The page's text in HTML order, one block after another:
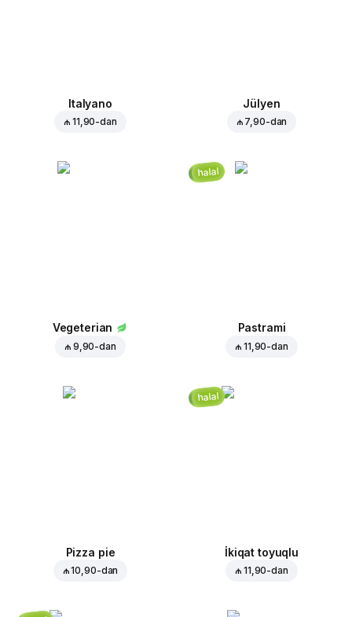
Italyano
₼ 11,90-dan
Jülyen
₼ 7,90-dan
Vegeterian
₼ 9,90-dan
halal
Pastrami
₼ 11,90-dan
Pizza pie
₼ 10,90-dan
halal
İkiqat toyuqlu
₼ 11,90-dan